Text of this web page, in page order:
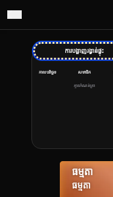
ការបង្ហាញរង្វាន់ផ្ទុះ
កាលបរិច្ឆេទ សមាជិក
គ្មានកំណត់ត្រា
ធម្មតា
ធម្មតា